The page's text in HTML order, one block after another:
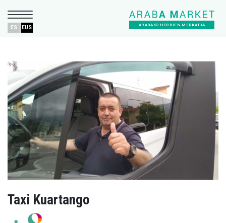
ARABAKO HERRIEN MERKATUA
ES EUS
Taxi Kuartango